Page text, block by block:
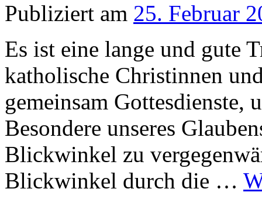
Publiziert am 25. Februar
Es ist eine lange und gute
katholische Christinnen
gemeinsam Gottesdienste,
Besondere unseres
Blickwinkel zu
Blickwinkel durch die …